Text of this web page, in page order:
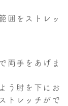
囲をストレッ
両手をあげま
う肘を下にお
トレッチがで